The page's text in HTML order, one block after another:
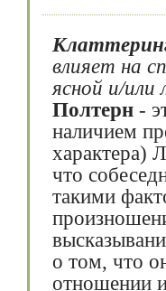
влияет на
ясной и/или
Полтерн -
наличием
характера)
что
такими
о том, что
отношении